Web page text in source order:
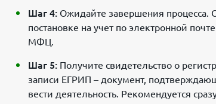
Шаг 4: Ожидайте завершения процесса.
постановке на учет по электронной
МФЦ.
Шаг 5: Получите свидетельство о
записи ЕГРИП – документ,
вести деятельность. Рекомендуется